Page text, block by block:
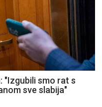
"Izgubili smo rat s
sve slabija"